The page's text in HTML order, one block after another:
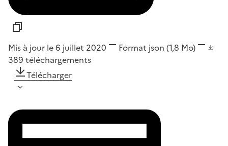
Mis à jour le 6 juillet 2020 Format json (1,8 Mo)
389 téléchargements
Télécharger